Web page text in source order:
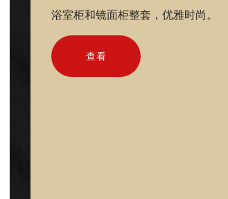
浴室柜和镜面柜整套，优雅时尚。
查看